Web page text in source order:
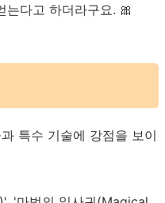
다고 하더라구요. 🎀
특수 기술에 강점을 보이